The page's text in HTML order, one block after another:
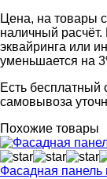
Цена, на товары
наличный
эквайринга или
уменьшается на
Есть бесплатный
самовывоза
Похожие товары
Фасадная